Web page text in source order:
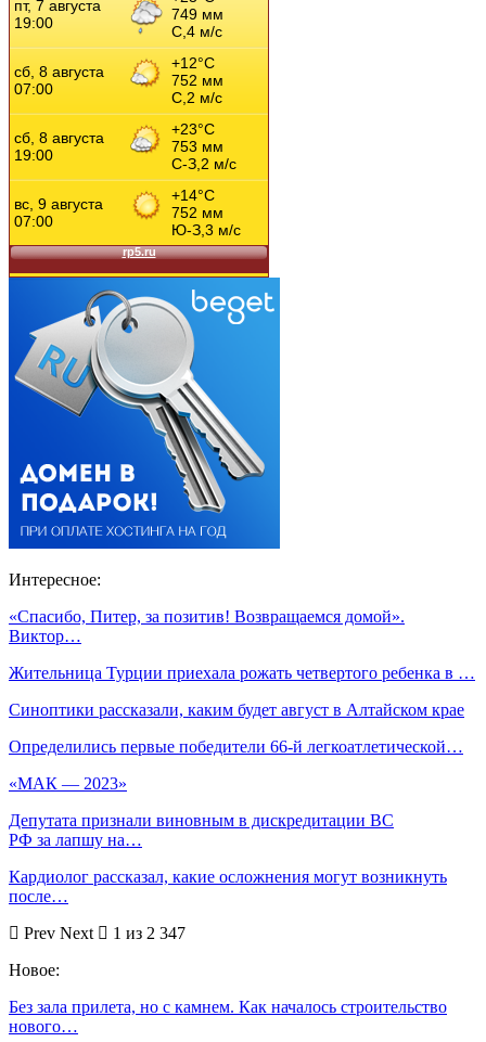
Интересное:
«Спасибо, Питер, за позитив! Возвращаемся домой».
Виктор…
Жительница Турции приехала рожать четвертого ребенка в …
Синоптики рассказали, каким будет август в Алтайском крае
Определились первые победители 66-й легкоатлетической…
«МАК — 2023»
Депутата признали виновным в дискредитации ВС
РФ за лапшу на…
Кардиолог рассказал, какие осложнения могут возникнуть
после…
Prev Next
1 из 2 347
Новое:
Без зала прилета, но с камнем. Как началось строительство
нового…